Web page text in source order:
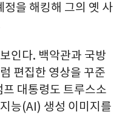
을 해킹해 그의 옛 사
인다. 백악관과 국방
편집한 영상을 꾸준
대통령도 트루스소
능(AI) 생성 이미지를